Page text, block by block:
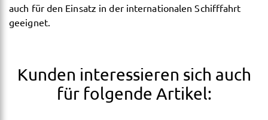
auch für den Einsatz in der internationalen Schifffahrt
geeignet.
Kunden interessieren sich auch
für folgende Artikel: